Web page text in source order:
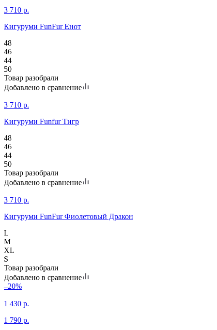
3 710 р.
Кигуруми FunFur Енот
48
46
44
50
Товар разобрали
Добавлено в сравнение
3 710 р.
Кигуруми Funfur Тигр
48
46
44
50
Товар разобрали
Добавлено в сравнение
3 710 р.
Кигуруми FunFur Фиолетовый Дракон
L
M
XL
S
Товар разобрали
Добавлено в сравнение
–20%
1 430 р.
1 790 р.